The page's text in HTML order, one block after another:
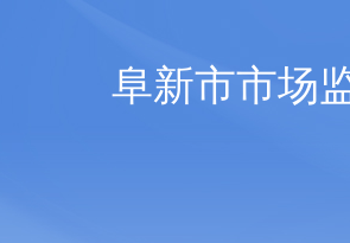
阜新市市场